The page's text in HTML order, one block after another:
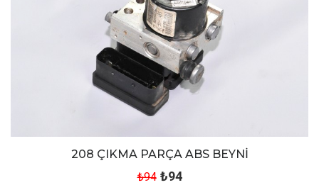
208 ÇIKMA PARÇA ABS BEYNİ
₺94 ₺94